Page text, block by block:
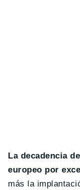
La decadencia
europeo por
más la